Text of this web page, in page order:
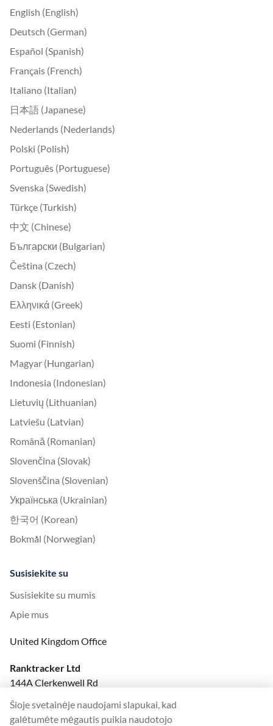
English (English)
Deutsch (German)
Español (Spanish)
Français (French)
Italiano (Italian)
日本語 (Japanese)
Nederlands (Nederlands)
Polski (Polish)
Português (Portuguese)
Svenska (Swedish)
Türkçe (Turkish)
中文 (Chinese)
Български (Bulgarian)
Čeština (Czech)
Dansk (Danish)
Ελληνικά (Greek)
Eesti (Estonian)
Suomi (Finnish)
Magyar (Hungarian)
Indonesia (Indonesian)
Lietuvių (Lithuanian)
Latviešu (Latvian)
Română (Romanian)
Slovenčina (Slovak)
Slovenščina (Slovenian)
Українська (Ukrainian)
한국어 (Korean)
Bokmål (Norwegian)
Susisiekite su
Susisiekite su mumis
Apie mus
United Kingdom Office
Ranktracker Ltd
144A Clerkenwell Rd
Company No: 08820809
Šioje svetainėje naudojami slapukai, kad
galėtumėte mėgautis puikia naudotojo